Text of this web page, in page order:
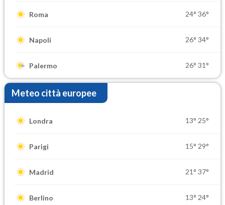
Roma 24° 36°
Napoli 26° 34°
Palermo 26° 31°
Meteo città europee
Londra 13° 25°
Parigi 15° 29°
Madrid 21° 37°
Berlino 13° 24°